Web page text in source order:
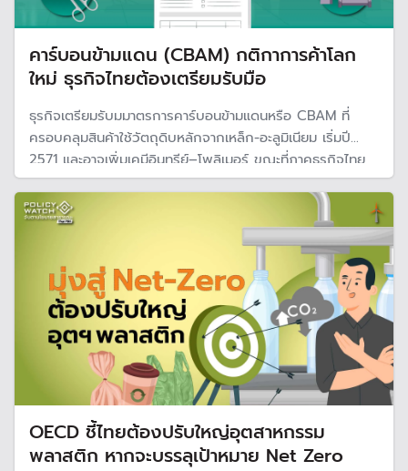
คาร์บอนข้ามแดน (CBAM) กติกาการค้าโลก
ใหม่ ธุรกิจไทยต้องเตรียมรับมือ
ธุรกิจเตรียมรับมมาตรการคาร์บอนข้ามแดนหรือ CBAM ที่
ครอบคลุมสินค้าใช้วัตถุดิบหลักจากเหล็ก-อะลูมิเนียม เริ่มปี
2571 และอาจเพิ่มเคมีอินทรีย์–โพลิเมอร์ ขณะที่ภาคธุรกิจไทย
ยังเผชิญอุปสรรคสำคัญในการปรับตัว ทั้งโครงสร้างพลังงาน
กฎหมายโลกร้อนล่าช้า และข้อจำกัดด้านเงินทุนเพื่อเปลี่ยนผ่านสู่
เศรษฐกิจคาร์บอนต่ำ
OECD ชี้ไทยต้องปรับใหญ่อุตสาหกรรม
พลาสติก หากจะบรรลุเป้าหมาย Net Zero